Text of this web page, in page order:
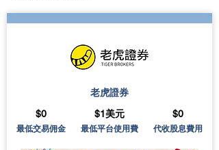
老虎證券
$0
$1美元 $0
最低交易佣金 最低平台使用費 代收股息費用